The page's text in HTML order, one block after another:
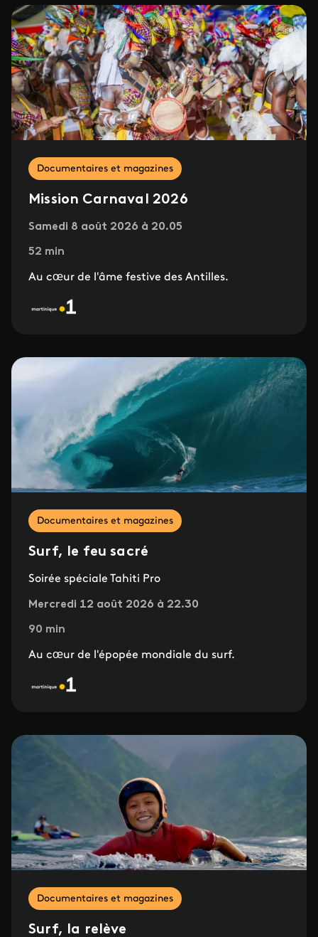
Documentaires et magazines
Mission Carnaval 2026
Samedi 8 août 2026 à 20.05
52 min
Au cœur de l'âme festive des Antilles.
Documentaires et magazines
Surf, le feu sacré
Soirée spéciale Tahiti Pro
Mercredi 12 août 2026 à 22.30
90 min
Au cœur de l'épopée mondiale du surf.
Documentaires et magazines
Surf, la relève